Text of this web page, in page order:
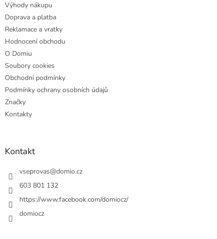
Výhody nákupu
Doprava a platba
Reklamace a vratky
Hodnocení obchodu
O Domiu
Soubory cookies
Obchodní podmínky
Podmínky ochrany osobních údajů
Značky
Kontakty
Kontakt
vseprovas@domio.cz
603 801 132
https://www.facebook.com/domiocz/
domiocz